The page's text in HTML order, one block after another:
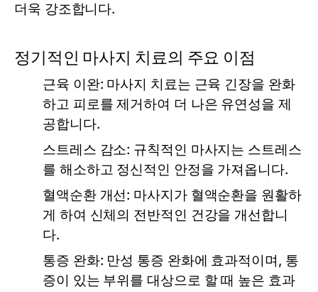
더욱 강조합니다.
정기적인 마사지 치료의 주요 이점
근육 이완: 마사지 치료는 근육 긴장을 완화
하고 피로를 제거하여 더 나은 유연성을 제
공합니다.
스트레스 감소: 규칙적인 마사지는 스트레스
를 해소하고 정신적인 안정을 가져옵니다.
혈액순환 개선: 마사지가 혈액순환을 원활하
게 하여 신체의 전반적인 건강을 개선합니
다.
통증 완화: 만성 통증 완화에 효과적이며, 통
증이 있는 부위를 대상으로 할 때 높은 효과